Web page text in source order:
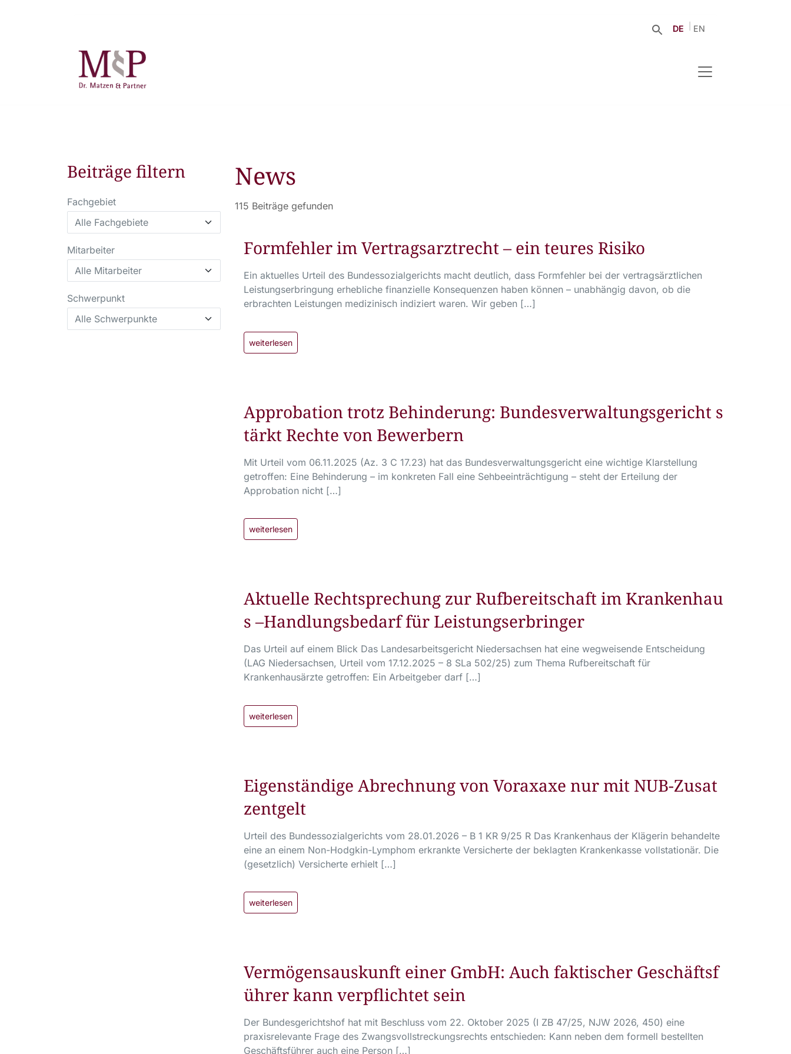
DE EN
Beiträge filtern
Fachgebiet
Mitarbeiter
Schwerpunkt
News
115 Beiträge gefunden
Formfehler im Vertragsarztrecht – ein teures Risiko
Ein aktuelles Urteil des Bundessozialgerichts macht deutlich, dass Formfehler bei der vertragsärztlichen
Leistungserbringung erhebliche finanzielle Konsequenzen haben können – unabhängig davon, ob die
erbrachten Leistungen medizinisch indiziert waren. Wir geben […]
weiterlesen
Approbation trotz Behinderung: Bundesverwaltungsgericht s
tärkt Rechte von Bewerbern
Mit Urteil vom 06.11.2025 (Az. 3 C 17.23) hat das Bundesverwaltungsgericht eine wichtige Klarstellung
getroffen: Eine Behinderung – im konkreten Fall eine Sehbeeinträchtigung – steht der Erteilung der
Approbation nicht […]
weiterlesen
Aktuelle Rechtsprechung zur Rufbereitschaft im Krankenhau
s –Handlungsbedarf für Leistungserbringer
Das Urteil auf einem Blick Das Landesarbeitsgericht Niedersachsen hat eine wegweisende Entscheidung
(LAG Niedersachsen, Urteil vom 17.12.2025 – 8 SLa 502/25) zum Thema Rufbereitschaft für
Krankenhausärzte getroffen: Ein Arbeitgeber darf […]
weiterlesen
Eigenständige Abrechnung von Voraxaxe nur mit NUB-Zusat
zentgelt
Urteil des Bundessozialgerichts vom 28.01.2026 – B 1 KR 9/25 R Das Krankenhaus der Klägerin behandelte
eine an einem Non-Hodgkin-Lymphom erkrankte Versicherte der beklagten Krankenkasse vollstationär. Die
(gesetzlich) Versicherte erhielt […]
weiterlesen
Vermögensauskunft einer GmbH: Auch faktischer Geschäftsf
ührer kann verpflichtet sein
Der Bundesgerichtshof hat mit Beschluss vom 22. Oktober 2025 (I ZB 47/25, NJW 2026, 450) eine
praxisrelevante Frage des Zwangsvollstreckungsrechts entschieden: Kann neben dem formell bestellten
Geschäftsführer auch eine Person […]